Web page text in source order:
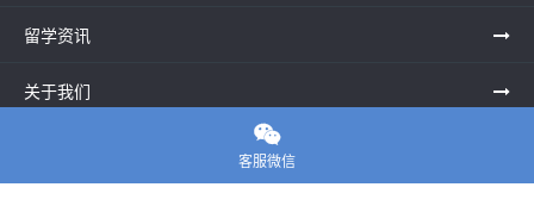
留学资讯
关于我们

客服微信